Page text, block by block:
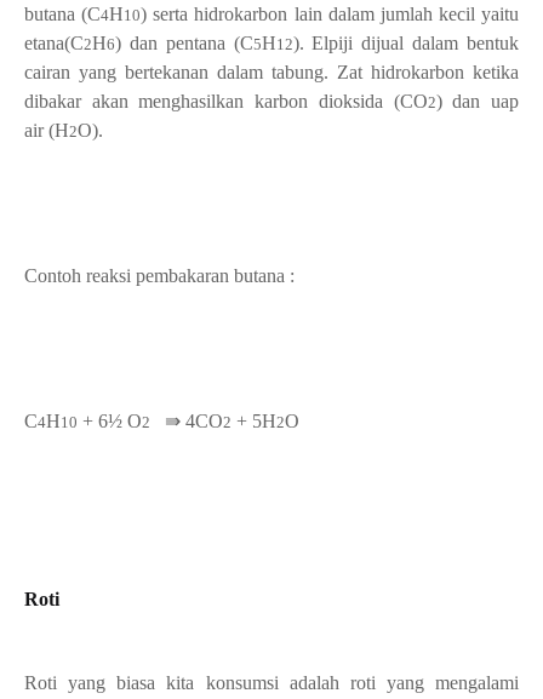
butana(C4H10) serta hidrokarbon lain dalam jumlah kecil yaitu
etana(C2H6) dan pentana (C5H12). Elpiji dijual dalam bentuk
cairan yang bertekanan dalam tabung. Zat hidrokarbon ketika
dibakar akan menghasilkan karbon dioksida (CO2) dan uap
air(H2O).
Contoh reaksi pembakaran butana :
C4H10 + 6½ O2 ⇛ 4CO2 + 5H2O
Roti
Roti yang biasa kita konsumsi adalah roti yang mengalami